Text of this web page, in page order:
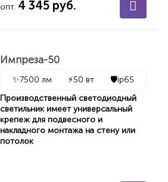
опт. 4 345 руб.
Импреза-50
✨7500 лм ⚡50 вт 🛡️ip65
Производственный светодиодный
светильник имеет универсальный
крепеж для подвесного и
накладного монтажа на стену или
потолок